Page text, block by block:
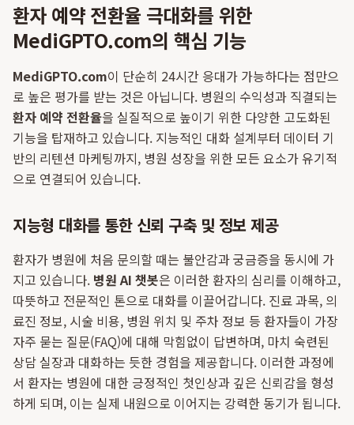
환자 예약 전환율 극대화를 위한
MediGPTO.com의 핵심 기능
MediGPTO.com이 단순히 24시간 응대가 가능하다는 점만으
로 높은 평가를 받는 것은 아닙니다. 병원의 수익성과 직결되는
환자 예약 전환율을 실질적으로 높이기 위한 다양한 고도화된
기능을 탑재하고 있습니다. 지능적인 대화 설계부터 데이터 기
반의 리텐션 마케팅까지, 병원 성장을 위한 모든 요소가 유기적
으로 연결되어 있습니다.
지능형 대화를 통한 신뢰 구축 및 정보 제공
환자가 병원에 처음 문의할 때는 불안감과 궁금증을 동시에 가
지고 있습니다. 병원 AI 챗봇은 이러한 환자의 심리를 이해하고,
따뜻하고 전문적인 톤으로 대화를 이끌어갑니다. 진료 과목, 의
료진 정보, 시술 비용, 병원 위치 및 주차 정보 등 환자들이 가장
자주 묻는 질문(FAQ)에 대해 막힘없이 답변하며, 마치 숙련된
상담 실장과 대화하는 듯한 경험을 제공합니다. 이러한 과정에
서 환자는 병원에 대한 긍정적인 첫인상과 깊은 신뢰감을 형성
하게 되며, 이는 실제 내원으로 이어지는 강력한 동기가 됩니다.